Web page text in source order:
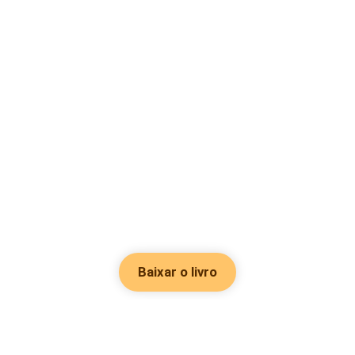
Baixar o livro